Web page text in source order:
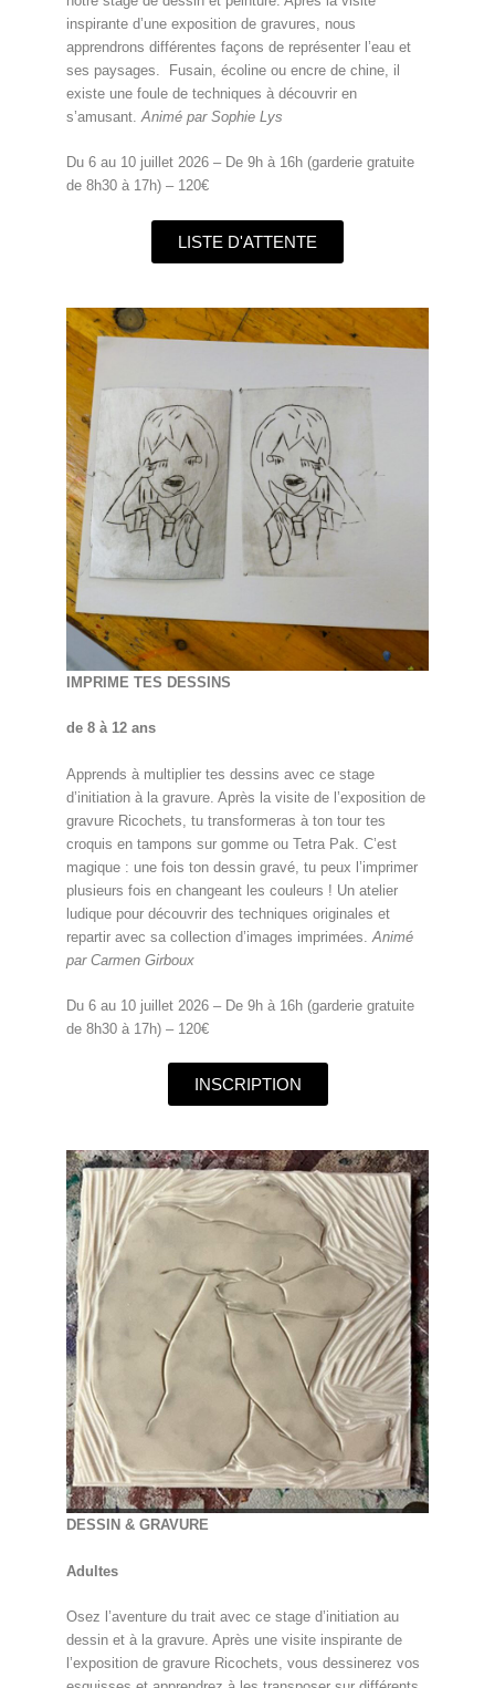
inspirante d’une exposition de gravures, nous
apprendrons différentes façons de représenter l’eau et
ses paysages. Fusain, écoline ou encre de chine, il
existe une foule de techniques à découvrir en
s’amusant. Animé par Sophie Lys
Du 6 au 10 juillet 2026 – De 9h à 16h (garderie gratuite
de 8h30 à 17h) – 120€
LISTE D'ATTENTE
IMPRIME TES DESSINS
de 8 à 12 ans
Apprends à multiplier tes dessins avec ce stage
d’initiation à la gravure. Après la visite de l’exposition de
gravure Ricochets, tu transformeras à ton tour tes
croquis en tampons sur gomme ou Tetra Pak. C’est
magique : une fois ton dessin gravé, tu peux l’imprimer
plusieurs fois en changeant les couleurs ! Un atelier
ludique pour découvrir des techniques originales et
repartir avec sa collection d’images imprimées. Animé
par Carmen Girboux
Du 6 au 10 juillet 2026 – De 9h à 16h (garderie gratuite
de 8h30 à 17h) – 120€
INSCRIPTION
DESSIN & GRAVURE
Adultes
Osez l’aventure du trait avec ce stage d’initiation au
dessin et à la gravure. Après une visite inspirante de
l’exposition de gravure Ricochets, vous dessinerez vos